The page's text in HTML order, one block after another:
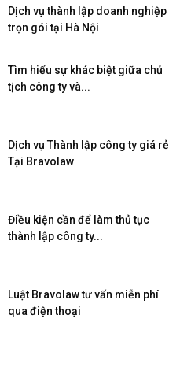
Dịch vụ thành lập doanh nghiệp
trọn gói tại Hà Nội
Tìm hiểu sự khác biệt giữa chủ
tịch công ty và...
Dịch vụ Thành lập công ty giá rẻ
Tại Bravolaw
Điều kiện cần để làm thủ tục
thành lập công ty...
Luật Bravolaw tư vấn miễn phí
qua điện thoại